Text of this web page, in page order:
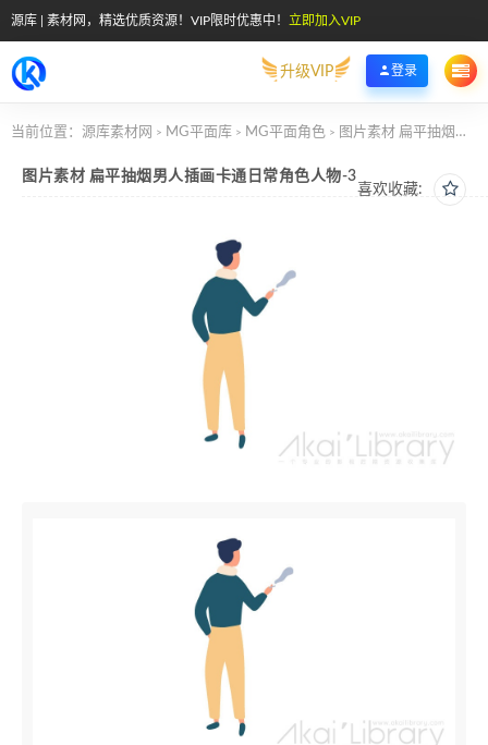
源库 | 素材网，精选优质资源！VIP限时优惠中！ 立即加入VIP
升级VIP 登录
当前位置： 源库素材网 > MG平面库 > MG平面角色 > 图片素材 扁平抽烟男人插画卡通日常角色人物-3
喜欢收藏:
图片素材 扁平抽烟男人插画卡通日常角色人物-3